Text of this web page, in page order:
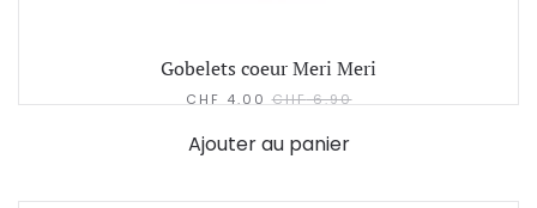
Gobelets coeur Meri Meri
CHF 4.00 CHF6.90
Ajouter au panier